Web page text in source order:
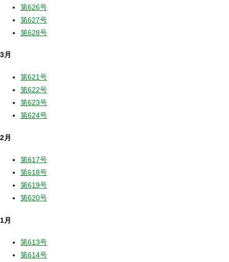
第626号
第627号
第628号
3月
第621号
第622号
第623号
第624号
2月
第617号
第618号
第619号
第620号
1月
第613号
第614号